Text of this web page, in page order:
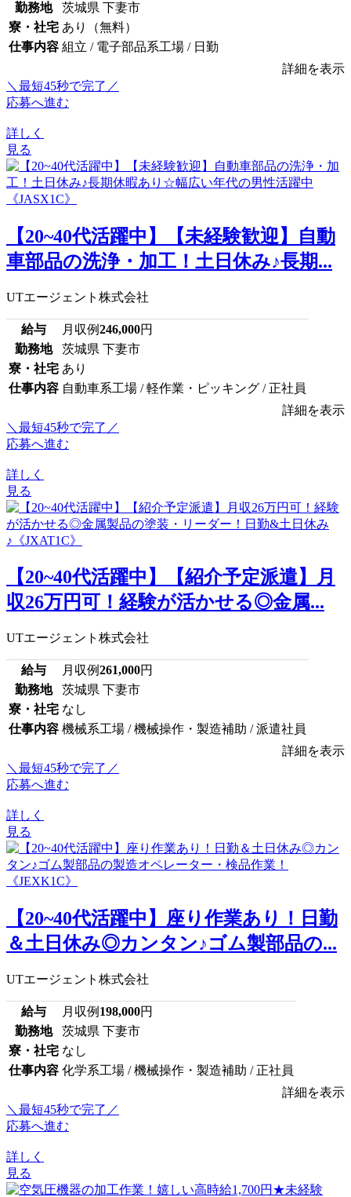
勤務地
茨城県 下妻市
寮・社宅 あり（無料）
仕事内容 組立 / 電子部品系工場 / 日勤
詳細を表示
＼最短45秒で完了／
応募へ進む
詳しく
見る
【20~40代活躍中】【未経験歓迎】自動
車部品の洗浄・加工！土日休み♪長期...
UTエージェント株式会社
給与 月収例246,000円
勤務地
茨城県 下妻市
寮・社宅 あり
仕事内容 自動車系工場 / 軽作業・ピッキング / 正社員
詳細を表示
＼最短45秒で完了／
応募へ進む
詳しく
見る
【20~40代活躍中】【紹介予定派遣】月
収26万円可！経験が活かせる◎金属...
UTエージェント株式会社
給与 月収例261,000円
勤務地
茨城県 下妻市
寮・社宅 なし
仕事内容 機械系工場 / 機械操作・製造補助 / 派遣社員
詳細を表示
＼最短45秒で完了／
応募へ進む
詳しく
見る
【20~40代活躍中】座り作業あり！日勤
＆土日休み◎カンタン♪ゴム製部品の...
UTエージェント株式会社
給与 月収例 198,000円
勤務地
茨城県 下妻市
寮・社宅 なし
仕事内容 化学系工場 / 機械操作・製造補助 / 正社員
詳細を表示
＼最短45秒で完了／
応募へ進む
詳しく
見る